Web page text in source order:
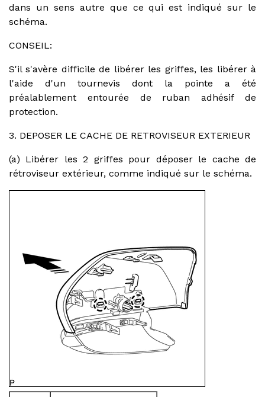
dans un sens autre que ce qui est indiqué sur le
schéma.
CONSEIL:
S'il s'avère difficile de libérer les griffes, les libérer à
l'aide d'un tournevis dont la pointe a été
préalablement entourée de ruban adhésif de
protection.
3. DEPOSER LE CACHE DE RETROVISEUR EXTERIEUR
(a) Libérer les 2 griffes pour déposer le cache de
rétroviseur extérieur, comme indiqué sur le schéma.